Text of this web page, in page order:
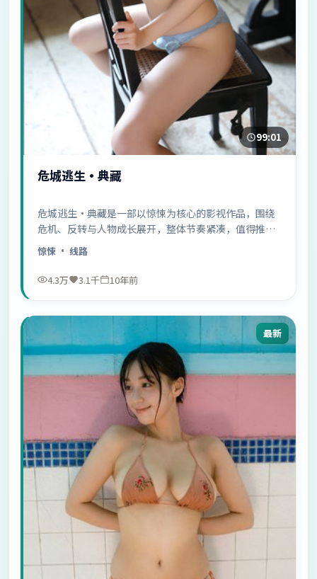
99:01
危城逃生·典藏
危城逃生·典藏是一部以惊悚为核心的影视作品，围绕
危机、反转与人物成长展开，整体节奏紧凑，值得推荐
观看。
惊悚 · 线路
4.3万 3.1千 10年前
最新